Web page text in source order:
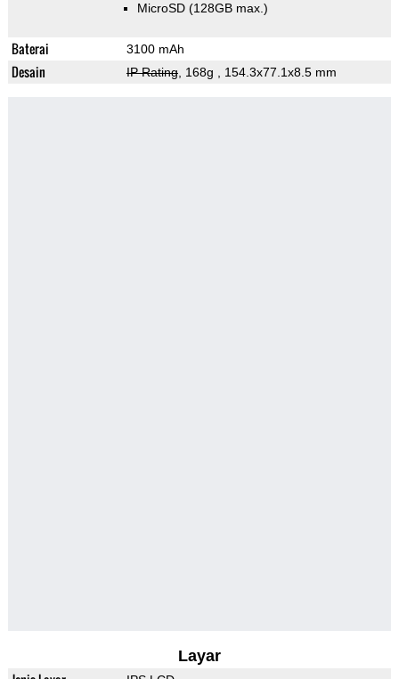
MicroSD (128GB max.)
Baterai 3100 mAh
Desain IP Rating, 168g , 154.3x77.1x8.5 mm
Layar